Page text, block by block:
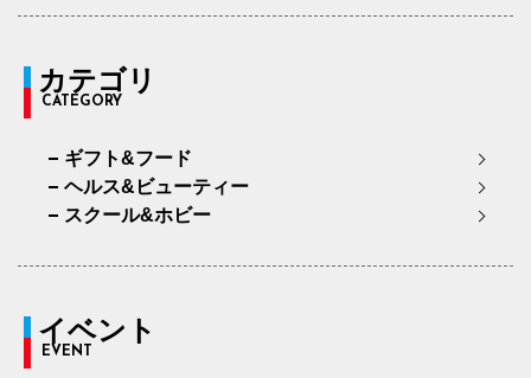
カテゴリ
CATEGORY
ギフト&フード
ヘルス&ビューティー
スクール&ホビー
イベント
EVENT